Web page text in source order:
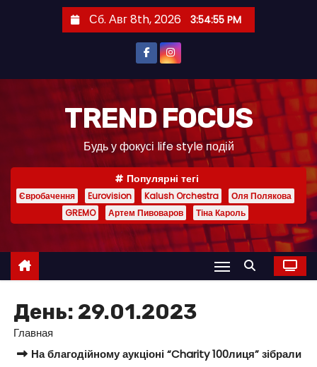
и
Сб. Авг 8th, 2026 3:54:56 PM
TREND FOCUS
Будь у фокусі life style подій
Популярні тегі
Євробачення Eurovision Kalush Orchestra
Оля Полякова
GREMO
Артем Пивоваров Тіна Кароль
День: 29.01.2023
Главная
На благодійному аукціоні “Charity 100лиця” зібрали